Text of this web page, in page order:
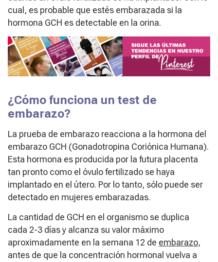
cual, es probable que estés embarazada si la
hormona GCH es detectable en la orina.
¿Cómo funciona un test de
embarazo?
La prueba de embarazo reacciona a la hormona del
embarazo GCH (Gonadotropina Coriónica Humana).
Esta hormona es producida por la futura placenta
tan pronto como el óvulo fertilizado se haya
implantado en el útero. Por lo tanto, sólo puede ser
detectado en mujeres embarazadas.
La cantidad de GCH en el organismo se duplica
cada 2-3 días y alcanza su valor máximo
aproximadamente en la semana 12 de embarazo,
antes de que la concentración hormonal vuelva a